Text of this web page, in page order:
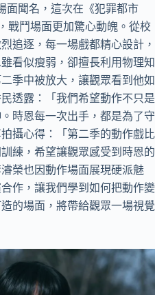
面聞名，這次在《犯罪都市
戰鬥場面更加驚心動魄。從校
追逐，每一場戲都精心設計，
看似瘦弱，卻擅長利用物理知
季中被放大，讓觀眾看到他如
透露：「我們希望動作不只是
時恩每一次出手，都是為了守
攝心得：「第二季的動作戲比
練，希望讓觀眾感受到時恩的
榮也因動作場面展現硬派魅
作，讓我們學到如何把動作變
的場面，將帶給觀眾一場視覺